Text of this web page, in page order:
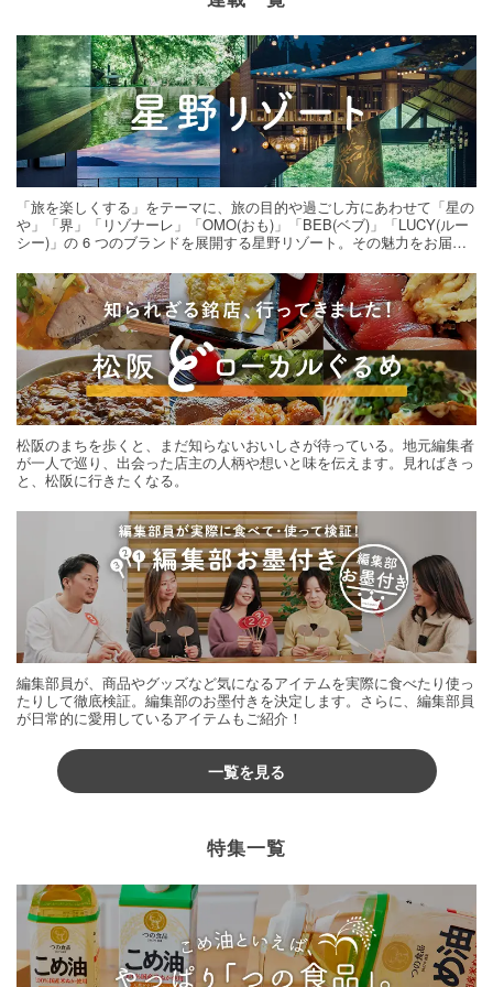
「旅を楽しくする」をテーマに、旅の目的や過ごし方にあわせて「星の
や」「界」「リゾナーレ」「OMO(おも)」「BEB(ベブ)」「LUCY(ルー
シー)」の 6 つのブランドを展開する星野リゾート。その魅力をお届け
松阪のまちを歩くと、まだ知らないおいしさが待っている。地元編集者
が一人で巡り、出会った店主の人柄や想いと味を伝えます。見ればきっ
と、松阪に行きたくなる。
編集部員が、商品やグッズなど気になるアイテムを実際に食べたり使っ
たりして徹底検証。編集部のお墨付きを決定します。さらに、編集部員
が日常的に愛用しているアイテムもご紹介！
一覧を見る
特集一覧